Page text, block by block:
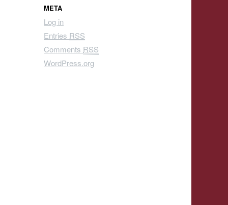
META
Log in
Entries RSS
Comments RSS
WordPress.org